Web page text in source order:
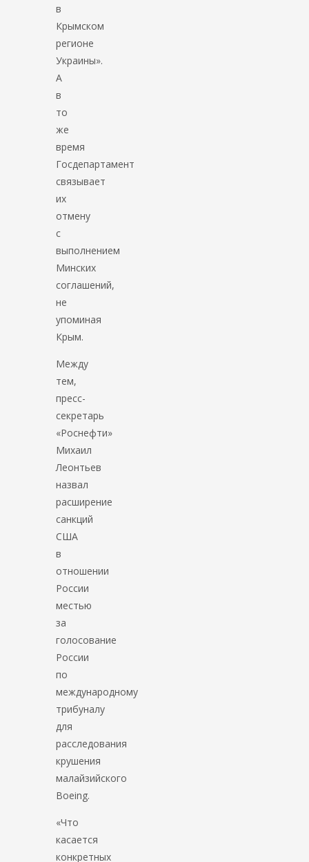
в
Крымском
регионе
Украины».
А
в
то
же
время
Госдепартамент
связывает
их
отмену
с
выполнением
Минских
соглашений,
не
упоминая
Крым.
Между
тем,
пресс-
секретарь
«Роснефти»
Михаил
Леонтьев
назвал
расширение
санкций
США
в
отношении
России
местью
за
голосование
России
по
международному
трибуналу
для
расследования
крушения
малайзийского
Boeing.
«Что
касается
конкретных